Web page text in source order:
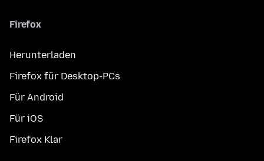
Firefox
Herunterladen
Firefox für Desktop-PCs
Für Android
Für iOS
Firefox Klar